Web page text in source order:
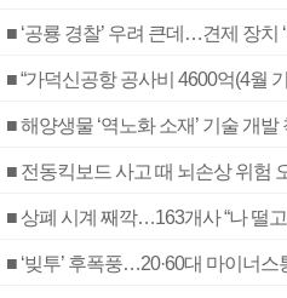
■ ‘공룡 경찰’ 우려 큰데…견제 장치
■ “가덕신공항 공사비 4600억(4월
■ 해양생물 ‘역노화 소재’ 기술 개발
■ 전동킥보드 사고 때 뇌손상 위험
■ 상폐 시계 째깍…163개사 “나 떨
■ ‘빚투’ 후폭풍…20·60대 마이너